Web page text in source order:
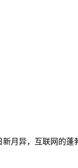
月异，互联网的